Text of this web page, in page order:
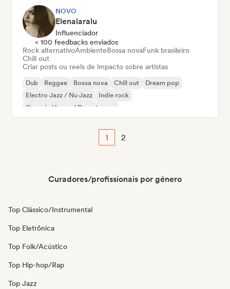
NOVO
Elenalaralu
Influenciador
< 100 feedbacks enviados
Rock alternativoAmbienteBossa novaFunk brasileiro
Chill out
Criar posts ou reels de impacto sobre artistas
Dub Reggae Bossa nova Chill out
Dream pop
Electro Jazz / Nu Jazz
Indie rock
Organic House / Downtempo
1 2
Curadores/profissionais por género
Top Clássico/Instrumental
Top Eletrônica
Top Folk/Acústico
Top Hip-hop/Rap
Top Jazz